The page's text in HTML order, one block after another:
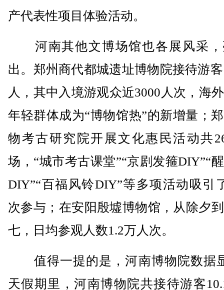
产代表性项目体验活动。
河南其他文博场馆也各展风采，
出。郑州商代都城遗址博物院接待游客
人，其中入境游观众近3000人次，海
年轻群体成为“博物馆热”的新增量；
物考古研究院开展文化惠民活动共
场，“城市考古课堂”“京剧发箍DIY”“
DIY”“百福风铃DIY”等多项活动吸引
次参与；在安阳殷墟博物馆，从除夕
七，日均参观人数1.2万人次。
值得一提的是，河南博物院数据
天假期里，河南博物院共接待游客